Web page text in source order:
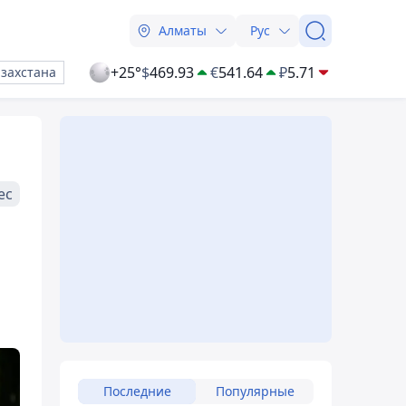
Алматы Рус
+25°$469.93 €541.64 ₽5.71
Последние Популярные